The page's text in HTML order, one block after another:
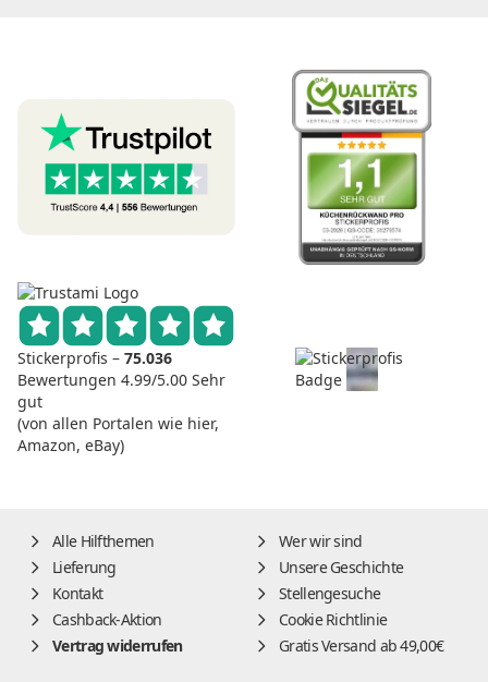
Stickerprofis – 75.036
Bewertungen 4.99/5.00 Sehr
gut
(von allen Portalen wie hier,
Amazon, eBay)
Alle Hilfthemen
Wer wir sind
Lieferung
Unsere Geschichte
Kontakt
Stellengesuche
Cashback-Aktion
Cookie Richtlinie
Vertrag widerrufen
Gratis Versand ab 49,00€